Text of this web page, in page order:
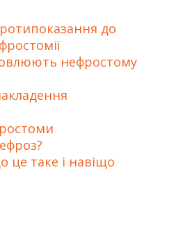
до
нефростому
це таке і навіщо